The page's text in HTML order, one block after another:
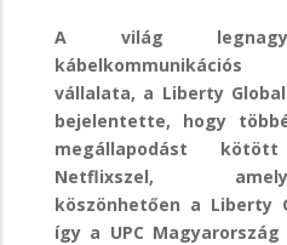
A világ
kábelkommunikációs
vállalata, a Liberty
bejelentette, hogy
megállapodást
Netflixszel,
köszönhetően a Liberty
így a UPC